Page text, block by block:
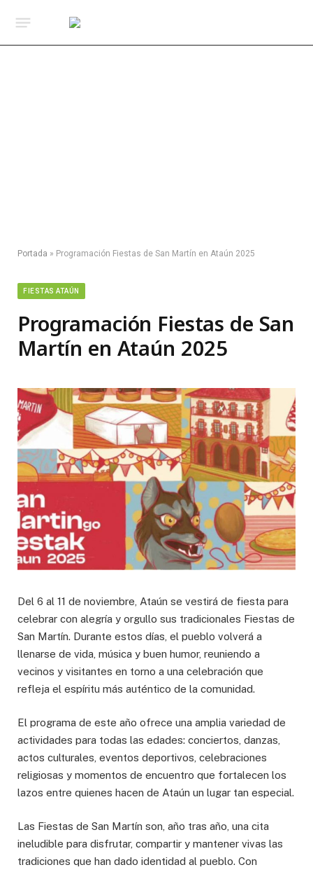
Portada » Programación Fiestas de San Martín en Ataún 2025
FIESTAS ATAÚN
Programación Fiestas de San
Martín en Ataún 2025
Del 6 al 11 de noviembre, Ataún se vestirá de fiesta para
celebrar con alegría y orgullo sus tradicionales Fiestas de
San Martín. Durante estos días, el pueblo volverá a
llenarse de vida, música y buen humor, reuniendo a
vecinos y visitantes en torno a una celebración que
refleja el espíritu más auténtico de la comunidad.
El programa de este año ofrece una amplia variedad de
actividades para todas las edades: conciertos, danzas,
actos culturales, eventos deportivos, celebraciones
religiosas y momentos de encuentro que fortalecen los
lazos entre quienes hacen de Ataún un lugar tan especial.
Las Fiestas de San Martín son, año tras año, una cita
ineludible para disfrutar, compartir y mantener vivas las
tradiciones que han dado identidad al pueblo. Con